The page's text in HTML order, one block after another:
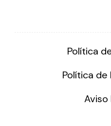
Política
Política de
Aviso